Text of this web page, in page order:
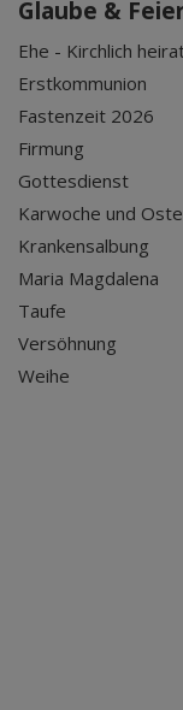
Glaube &
Ehe - Kirchlich
Erstkommunion
Fastenzeit 2026
Firmung
Gottesdienst
Karwoche und
Krankensalbung
Maria Magdalena
Taufe
Versöhnung
Weihe